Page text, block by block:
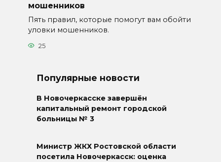
мошенников
Пять правил, которые помогут вам обойти
уловки мошенников.
25
Популярные новости
В Новочеркасске завершён
капитальный ремонт городской
больницы № 3
Министр ЖКХ Ростовской области
посетила Новочеркасск: оценка